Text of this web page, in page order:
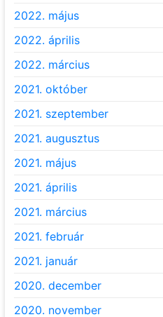
2022. május
2022. április
2022. március
2021. október
2021. szeptember
2021. augusztus
2021. május
2021. április
2021. március
2021. február
2021. január
2020. december
2020. november